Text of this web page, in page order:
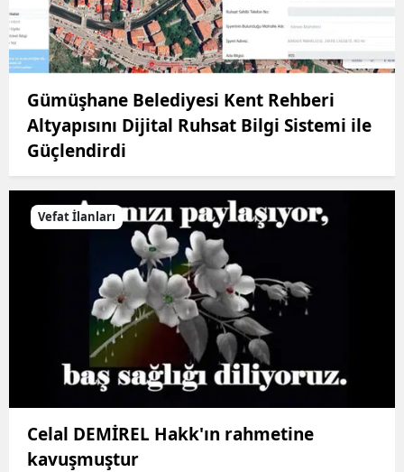
Gümüşhane Belediyesi Kent Rehberi
Altyapısını Dijital Ruhsat Bilgi Sistemi ile
Güçlendirdi
Vefat İlanları
Celal DEMİREL Hakk'ın rahmetine
kavuşmuştur